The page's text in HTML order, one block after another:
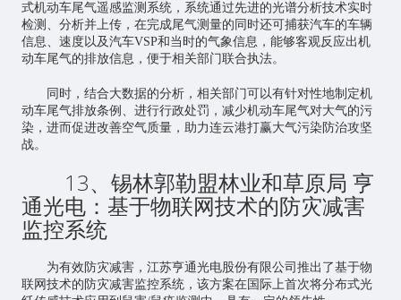
式机动车尾气遥感监测系统，系统通过先进的光谱分析技术实时
检测、分析并上传，在完成尾气测量的同时还可捕获汽车的车辆
信息、速度以及汽车VSP和当时的气象信息，能够客观反应出机
动车尾气的排放信息，便于相关部门联合执法。
同时，结合大数据的分析，相关部门可以有针对性地制定机
动车尾气排放条例、进行行政处罚，减少机动车尾气对大气的污
染，进而促进改善空气质量，助力连云港打赢大气污染防治攻坚
战。
13、锡林郭勒盟林业和草原局 亨
通光电：基于物联网技术的防灾减害
监控系统
为有效防灾减害，江苏亨通光电股份有限公司推出了基于物
联网技术的防灾减害监控系统，该方案在国际上首次将分布式光